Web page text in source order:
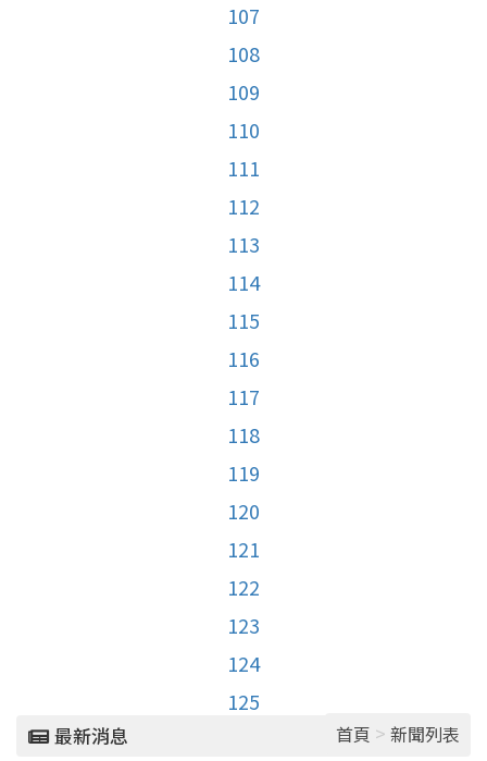
107
108
109
110
111
112
113
114
115
116
117
118
119
120
121
122
123
124
125
最新消息 首頁 > 新聞列表